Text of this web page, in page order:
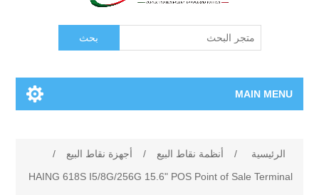
بحث
MAIN MENU
الرئيسية / أنظمة نقاط البيع / أجهزة نقاط البيع
/
HAING 618S I5/8G/256G 15.6" POS Point of Sale Terminal